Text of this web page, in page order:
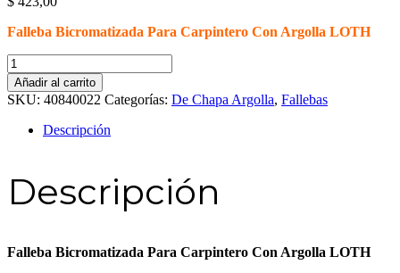
Falleba Bicromatizada Para Carpintero Con Argolla LOTH
Falleba
Bicromatizada
Para
Carpintero
Con
Argolla
Añadir al carrito
SKU: 40840022 Categorías: De Chapa Argolla, Fallebas
Descripción
Descripción
Falleba Bicromatizada Para Carpintero Con Argolla LOTH